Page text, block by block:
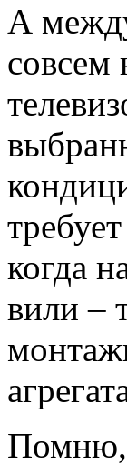
А
совсем
когда
вили –
Помню,